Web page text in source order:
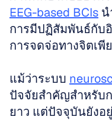
EEG-based BCIs น
การมีปฏิสัมพันธ์กับ
การจดจ่อทางจิตเพี
แม้ว่าระบบ
ปัจจัยสำคัญสำหรับ
ยาว แต่ปัจจุบันยังอ